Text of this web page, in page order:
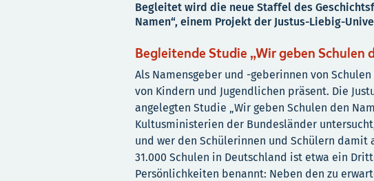
Begleitet wird die neue Staffel des
Namen“, einem Projekt der Justus-Liebig-
Begleitende Studie „Wir geben Schulen
Als Namensgeber und -geberinnen von
von Kindern und Jugendlichen präsent. Die
angelegten Studie „Wir geben Schulen den
Kultusministerien der Bundesländer
und wer den Schülerinnen und Schülern
31.000 Schulen in Deutschland ist etwa ein
Persönlichkeiten benannt: Neben den zu